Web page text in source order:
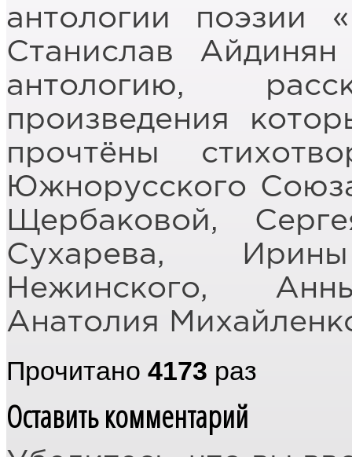
антологии поэзии
Станислав
антологию,
произведения
прочтёны
Южнорусского
Щербаковой,
Сухарева,
Нежинского,
Анатолия
Прочитано 4173 раз
Оставить комментарий